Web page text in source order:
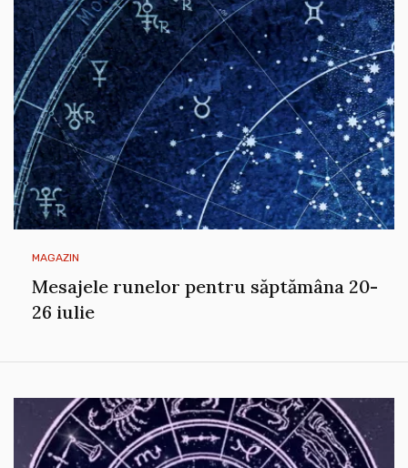
MAGAZIN
Mesajele runelor pentru săptămâna 20-
26 iulie